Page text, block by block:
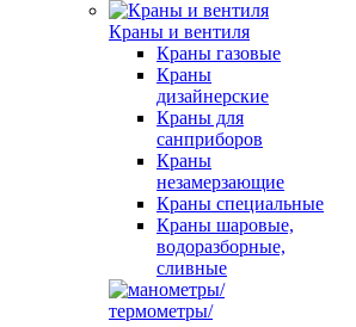
Краны и вентиля
Краны газовые
Краны
дизайнерские
Краны для
санприборов
Краны
незамерзающие
Краны специальные
Краны шаровые,
водоразборные,
сливные